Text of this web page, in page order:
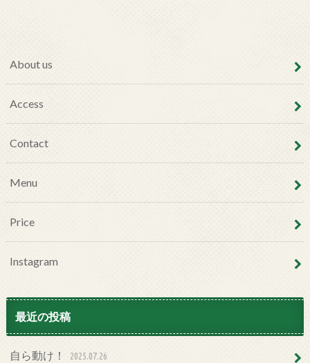
About us
Access
Contact
Menu
Price
Instagram
最近の投稿
自ら動け！ 2025.07.26